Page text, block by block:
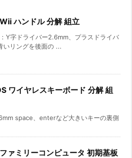
ハンドル 分解 組立
Y字ドライバー2.6mm、プラスドライバ
いリングを後面の ...
ワイヤレスキーボード 分解 組
space、enterなど大きいキーの裏側
ァミリーコンピュータ 初期基板